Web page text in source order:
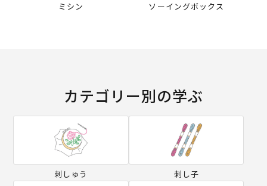
ミシン ソーイングボックス
カテゴリー別の学ぶ
刺しゅう 刺し子